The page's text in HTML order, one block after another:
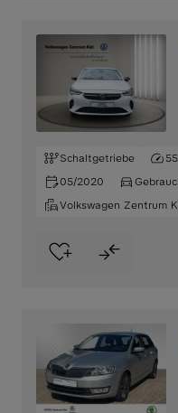
Schaltgetriebe
05/2020
Volkswagen Zentrum